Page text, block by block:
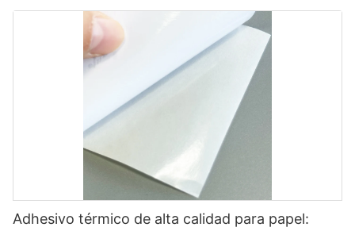
Adhesivo térmico de alta calidad para papel: